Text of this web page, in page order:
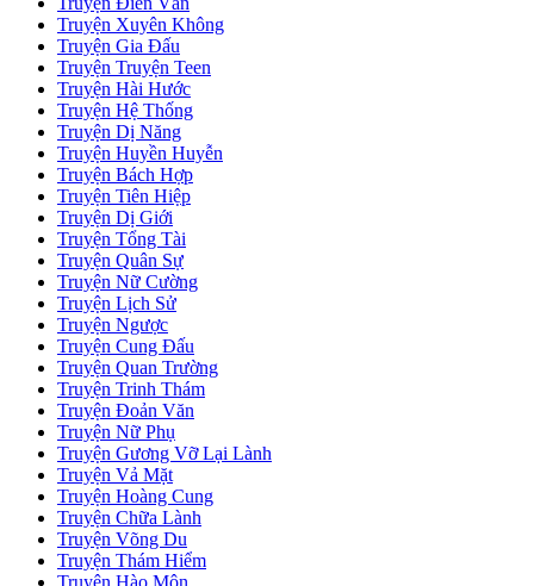
Truyện Xuyên Không
Truyện Gia Đấu
Truyện Truyện Teen
Truyện Hài Hước
Truyện Hệ Thống
Truyện Dị Năng
Truyện Huyền Huyễn
Truyện Bách Hợp
Truyện Tiên Hiệp
Truyện Dị Giới
Truyện Tổng Tài
Truyện Quân Sự
Truyện Nữ Cường
Truyện Lịch Sử
Truyện Ngược
Truyện Cung Đấu
Truyện Quan Trường
Truyện Trinh Thám
Truyện Đoản Văn
Truyện Nữ Phụ
Truyện Gương Vỡ Lại Lành
Truyện Vả Mặt
Truyện Hoàng Cung
Truyện Chữa Lành
Truyện Võng Du
Truyện Thám Hiểm
Truyện Hào Môn